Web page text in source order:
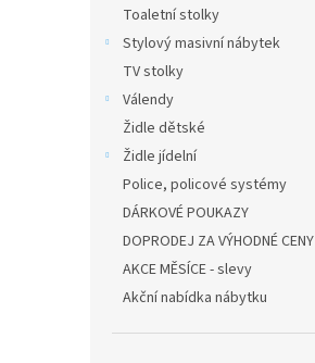
Toaletní stolky
Stylový masivní nábytek
TV stolky
Válendy
Židle dětské
Židle jídelní
Police, policové systémy
DÁRKOVÉ POUKAZY
DOPRODEJ ZA VÝHODNÉ CENY
AKCE MĚSÍCE - slevy
Akční nabídka nábytku